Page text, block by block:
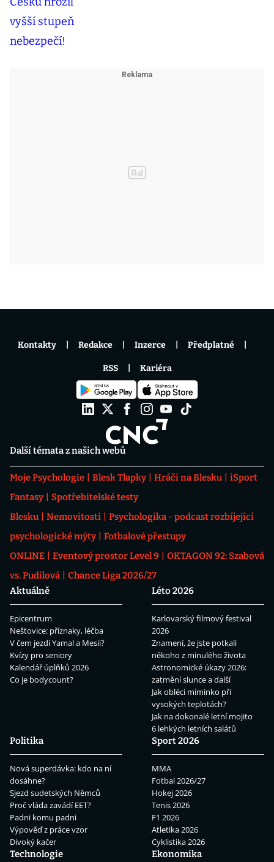
Další témata z našich webů
Moje Psychologie Blesk Tlapky Hráči na Blesku
iSport
Fantasy
Spotřebitelské testy
Blesku
Nemovitosti
Psychologika - podcast rozbíjející
psychologické mýty
Fotbalové přestupy
ONLINE
Eventový prostor Level 9
OKTAGON 92: Szabová
vs. Pudilová
Chance Liga 2026/27
Aktuálně
Epicentrum
Neštovice: příznaky, léčba
V čem jezdí Yamal a Mesii?
Kvízy pro seniory
Kalendář úplňků 2026
Co je bodycount?
Léto 2026
Karlovarský filmový festival
2026
Znamení, že jste potkali
někoho z minulého života
Astronomické úkazy 2026:
zatmění slunce a další
Jak obléci miminko při
vysokých teplotách?
Jak na dokonalé letní mojito
6 lehkých letních salátů
Politika
Nová superdávka: kdo na ní
dosáhne?
Sjezd sudetských Němců
Proč vláda zavádí EET?
Padni komu padni
Výpověď z práce vzor
Divoký kačer
Sport 2026
MMA
Fotbal 2026/27
Hokej 2026
Tenis 2026
F1 2026
Atletika 2026
Cyklistika 2026
Technologie
Ekonomika
Kontakty Redakce Inzerce Předplatné
RSS Kariéra